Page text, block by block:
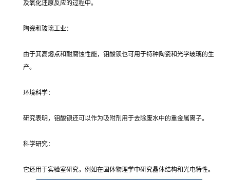
及氧化还原反应的过程中。
陶瓷和玻璃工业：
由于其高熔点和耐腐蚀性能，钼酸钡也可用于特种陶瓷和光学玻璃的生
产。
环境科学：
研究表明，钼酸钡还可以作为吸附剂用于去除废水中的重金属离子。
科学研究：
它还用于实验室研究，例如在固体物理学中研究晶体结构和光电特性。